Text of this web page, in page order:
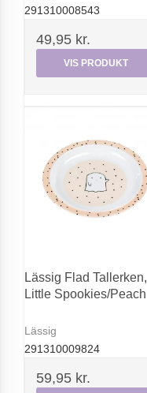
291310008543
49,95 kr.
VIS PRODUKT
Lässig Flad Tallerken,
Little Spookies/Peach
Lässig
291310009824
59,95 kr.